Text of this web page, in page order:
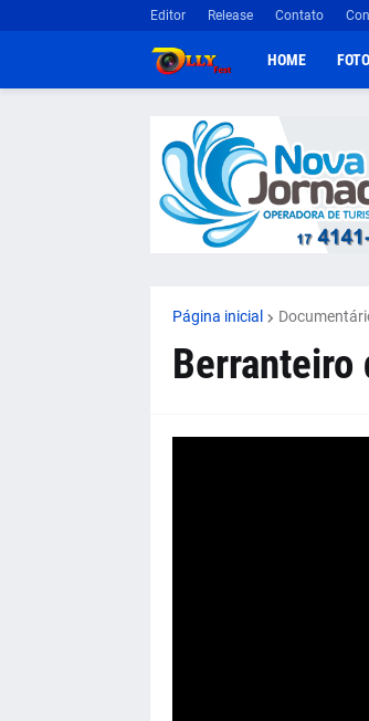
Editor Release Contato
HOME
Página inicial
Berranteiro